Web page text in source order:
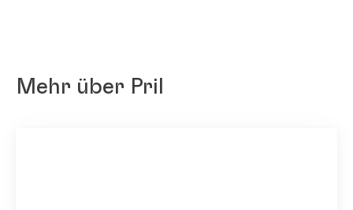
Mehr über Pril